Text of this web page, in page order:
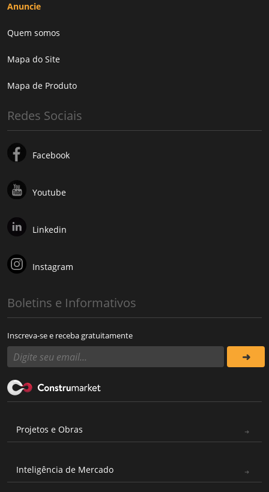
Anuncie
Quem somos
Mapa do Site
Mapa de Produto
Redes Sociais
Facebook
Youtube
Linkedin
Instagram
Boletins e Informativos
Inscreva-se e receba gratuitamente
Projetos e Obras
Inteligência de Mercado